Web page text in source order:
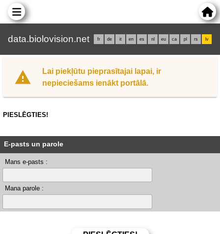
data.biolovision.net fr de it en es nl eu ca pl rs lv
Lai piekļūtu pieprasītajai lapai, ir
nepieciešams ienākt portālā.
PIESLĒGTIES!
E-pasts un parole
Mans e-pasts :
Mana parole :